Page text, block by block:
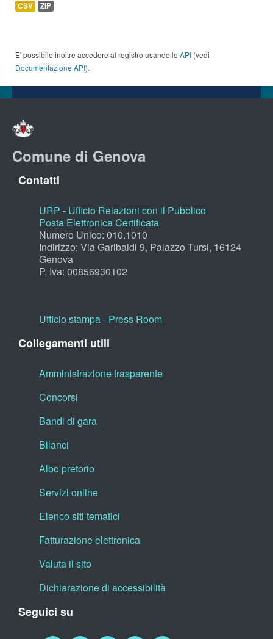
CSV ZIP
E' possibile inoltre accedere al registro usando le API (vedi
Documentazione API).
Comune di Genova
Contatti
URP - Ufficio Relazioni con il Pubblico
Posta Elettronica Certificata
Numero Unico: 010.1010
Indirizzo: Via Garibaldi 9, Palazzo Tursi, 16124
Genova
P. Iva: 00856930102
Ufficio stampa - Press Room
Collegamenti utili
Amministrazione trasparente
Concorsi
Bandi di gara
Bilanci
Albo pretorio
Servizi online
Elenco siti tematici
Fatturazione elettronica
Valuta il sito
Dichiarazione di accessibilità
Seguici su